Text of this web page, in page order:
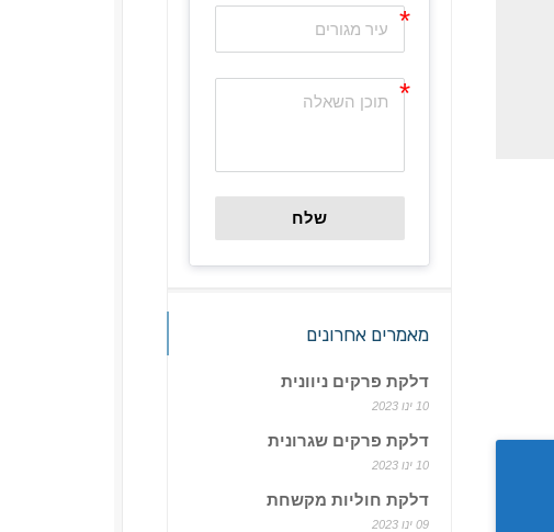
שלח
מאמרים אחרונים
דלקת פרקים ניוונית
10 ינו 2023
דלקת פרקים שגרונית
10 ינו 2023
דלקת חוליות מקשחת
09 ינו 2023